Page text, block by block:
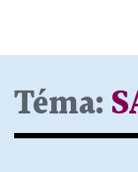
Téma: